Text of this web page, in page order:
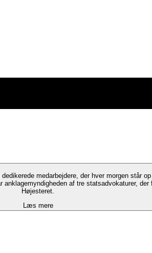
medarbejdere, der hver morgen står op og
af tre statsadvokaturer,
Højesteret.
Læs mere